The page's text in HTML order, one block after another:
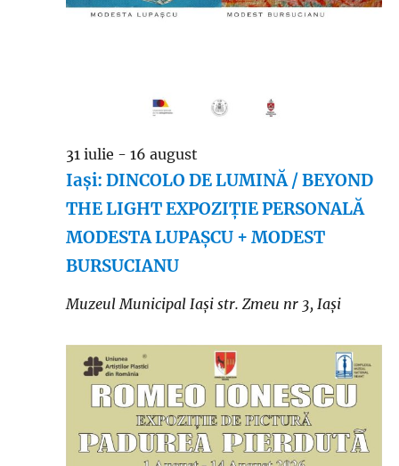
Iași: DINCOLO DE LUMINĂ / BEYOND
THE LIGHT EXPOZIȚIE PERSONALĂ
MODESTA LUPAȘCU + MODEST
BURSUCIANU
31 iulie - 16 august
Muzeul Municipal Iași str. Zmeu nr 3, Iași